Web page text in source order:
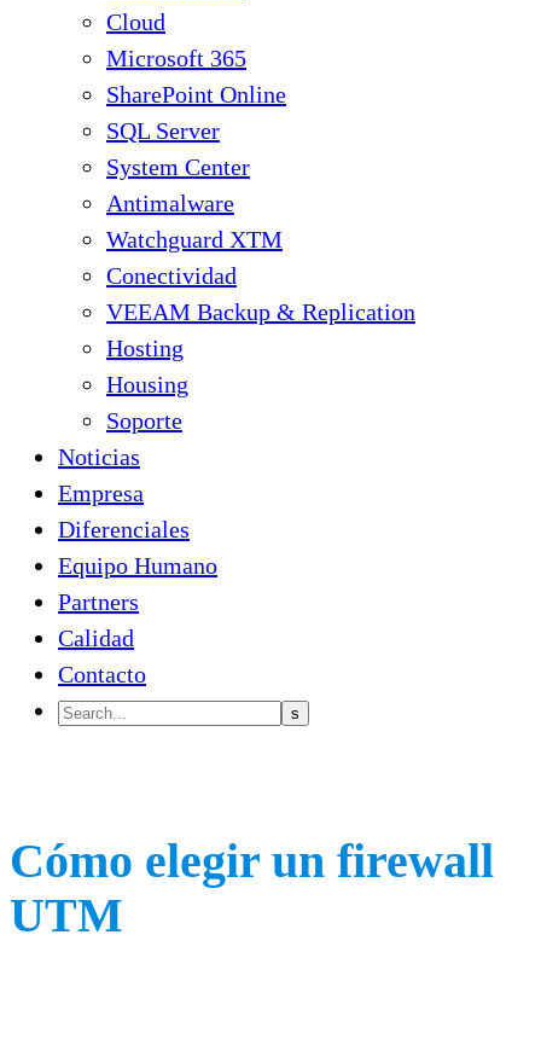
Cloud
Microsoft 365
SharePoint Online
SQL Server
System Center
Antimalware
Watchguard XTM
Conectividad
VEEAM Backup & Replication
Hosting
Housing
Soporte
Noticias
Empresa
Diferenciales
Equipo Humano
Partners
Calidad
Contacto
Cómo elegir un firewall
UTM